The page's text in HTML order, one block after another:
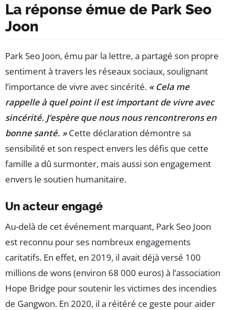
La réponse émue de Park Seo
Joon
Park Seo Joon, ému par la lettre, a partagé son propre
sentiment à travers les réseaux sociaux, soulignant
l’importance de vivre avec sincérité. « Cela me
rappelle à quel point il est important de vivre avec
sincérité. J’espère que nous nous rencontrerons en
bonne santé. »Cette déclaration démontre sa
sensibilité et son respect envers les défis que cette
famille a dû surmonter, mais aussi son engagement
envers le soutien humanitaire.
Un acteur engagé
Au-delà de cet événement marquant, Park Seo Joon
est reconnu pour ses nombreux engagements
caritatifs. En effet, en 2019, il avait déjà versé 100
millions de wons (environ 68 000 euros) à l’association
Hope Bridge pour soutenir les victimes des incendies
de Gangwon. En 2020, il a réitéré ce geste pour aider